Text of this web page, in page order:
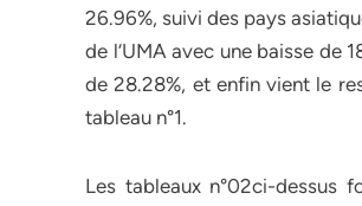
26.96%, suivi des pays
de l’UMA avec une baisse de
de 28.28%, et enfin vient le
tableau n°1.
Les tableaux n°02ci-dessus